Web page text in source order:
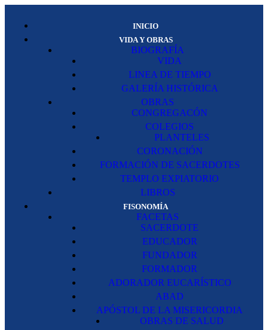
INICIO
VIDA Y OBRAS
BIOGRAFÍA
VIDA
LINEA DE TIEMPO
GALERÍA HISTÓRICA
OBRAS
CONGREGACÓN
COLEGIOS
PLANTELES
CORONACIÓN
FORMACIÓN DE SACERDOTES
TEMPLO EXPIATORIO
LIBROS
FISONOMÍA
FACETAS
SACERDOTE
EDUCADOR
FUNDADOR
FORMADOR
ADORADOR EUCARÍSTICO
ABAD
APÓSTOL DE LA MISERICORDIA
OBRAS DE SALUD